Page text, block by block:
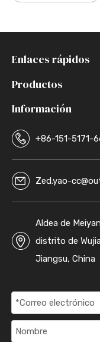
Enlaces rápidos
Productos
Información
+86-151-5171-
Zed.yao-
Aldea de
distrito de
Jiangsu, China